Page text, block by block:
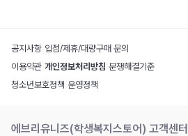
공지사항 입점/제휴/대량구매 문의
이용약관 개인정보처리방침 분쟁해결기준
청소년보호정책 운영정책
에브리유니즈(학생복지스토어) 고객센터